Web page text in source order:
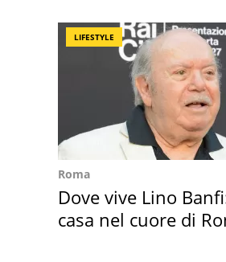
LIFESTYLE
Roma
Dove vive Lino
casa nel cuore di